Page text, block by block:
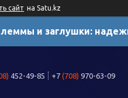
сайт на Satu.kz
и заглушки:
452-49-85 +7 (708) 970-63-09